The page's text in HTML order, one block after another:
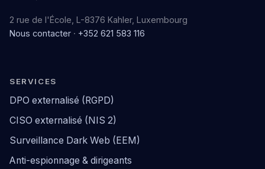
2 rue de l'École, L-8376 Kahler, Luxembourg
Nous contacter · +352 621 583 116
SERVICES
DPO externalisé (RGPD)
CISO externalisé (NIS 2)
Surveillance Dark Web (EEM)
Anti-espionnage & dirigeants